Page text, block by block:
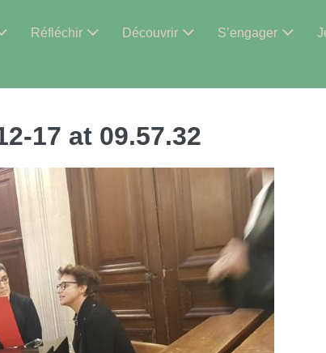
Réfléchir Découvrir S’engager
17 at 09.57.32